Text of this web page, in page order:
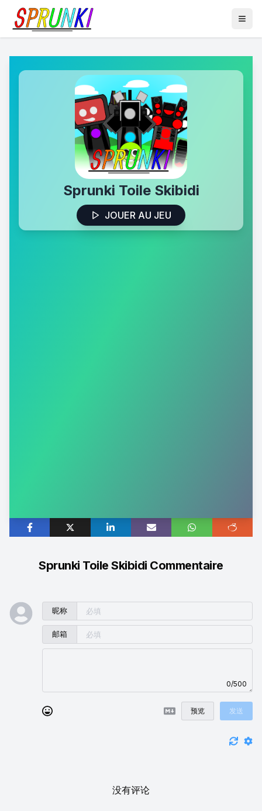
Sprunki Toile Skibidi
JOUER AU JEU
Sprunki Toile Skibidi Commentaire
昵称
邮箱
0/500
预览 发送
没有评论